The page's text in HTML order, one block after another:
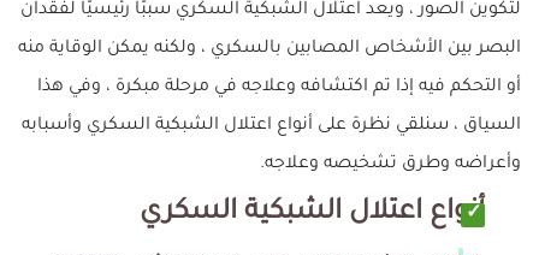
لتكوين الصور ، ويعد اعتلال الشبكية السكري سببًا رئيسيًا لفقدان
البصر بين الأشخاص المصابين بالسكري ، ولكنه يمكن الوقاية منه
أو التحكم فيه إذا تم اكتشافه وعلاجه في مرحلة مبكرة ، وفي هذا
السياق ، سنلقي نظرة على أنواع اعتلال الشبكية السكري وأسبابه
وأعراضه وطرق تشخيصه وعلاجه.
أنواع اعتلال الشبكية السكري